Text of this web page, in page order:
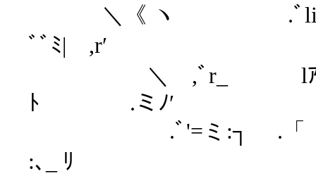
＼《 ヽ .ﾞli
ﾞﾞﾐ|
＼ ,ﾞr_ lｱ' .
ﾄ .ミ
.ﾞ'=ミ:┐
:､_